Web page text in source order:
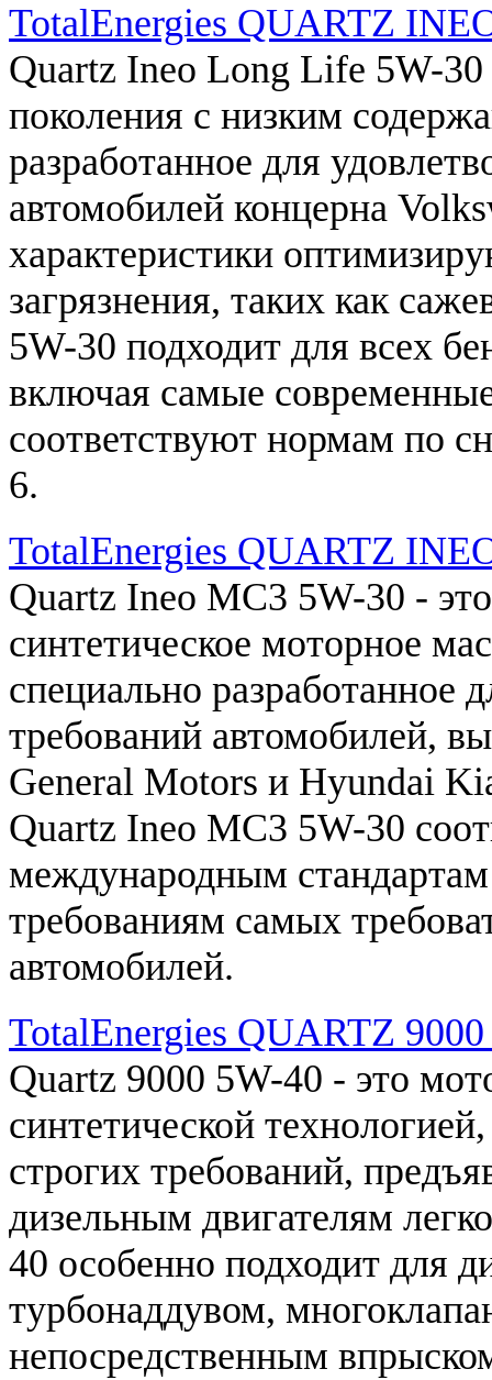
TotalEnergies QUARTZ
Quartz Ineo Long Life 5W-30
поколения с низким
разработанное для
автомобилей концерна
характеристики
загрязнения, таких как
5W-30 подходит для всех
включая самые
соответствуют нормам по
6.
TotalEnergies QUARTZ
Quartz Ineo MC3 5W-30 - это
синтетическое моторное
специально разработанное
требований автомобилей,
General Motors и Hyundai
Quartz Ineo MC3 5W-30
международным стандартам
требованиям самых
автомобилей.
TotalEnergies QUARTZ
Quartz 9000 5W-40 - это
синтетической технологией,
строгих требований,
дизельным двигателям
40 особенно подходит для
турбонаддувом,
непосредственным